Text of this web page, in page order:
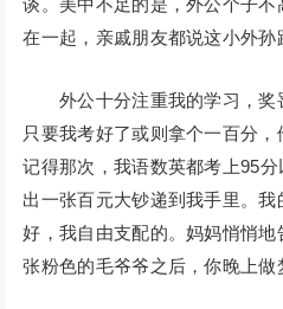
谈。美中不足的是，外公个子
在一起，亲戚朋友都说这小外孙
外公十分注重我的学习，奖
只要我考好了或则拿个一百分
记得那次，我语数英都考上95
出一张百元大钞递到我手里。
好，我自由支配的。妈妈悄悄
张粉色的毛爷爷之后，你晚上